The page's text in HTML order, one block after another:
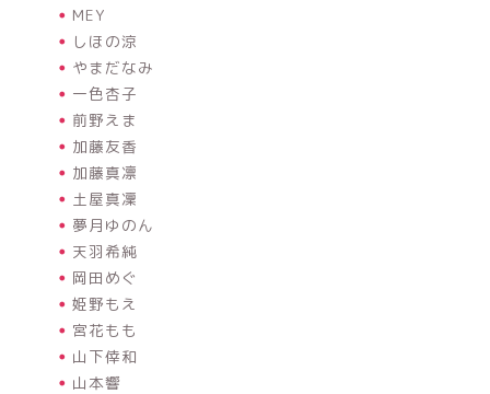
MEY
しほの涼
やまだなみ
一色杏子
前野えま
加藤友香
加藤真凛
土屋真凜
夢月ゆのん
天羽希純
岡田めぐ
姫野もえ
宮花もも
山下倖和
山本響